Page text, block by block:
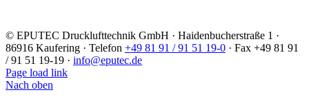
© EPUTEC Drucklufttechnik GmbH · Haidenbucherstraße 1 ·
86916 Kaufering · Telefon +49 81 91 / 91 51 19-0 · Fax +49 81 91
/ 91 51 19-19 · info@eputec.de
Page load link
Nach oben